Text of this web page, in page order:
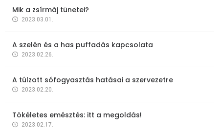
Mik a zsírmáj tünetei?
2023.03.01.
A szelén és a has puffadás kapcsolata
2023.02.26.
A túlzott sófogyasztás hatásai a szervezetre
2023.02.20.
Tökéletes emésztés: itt a megoldás!
2023.02.17.